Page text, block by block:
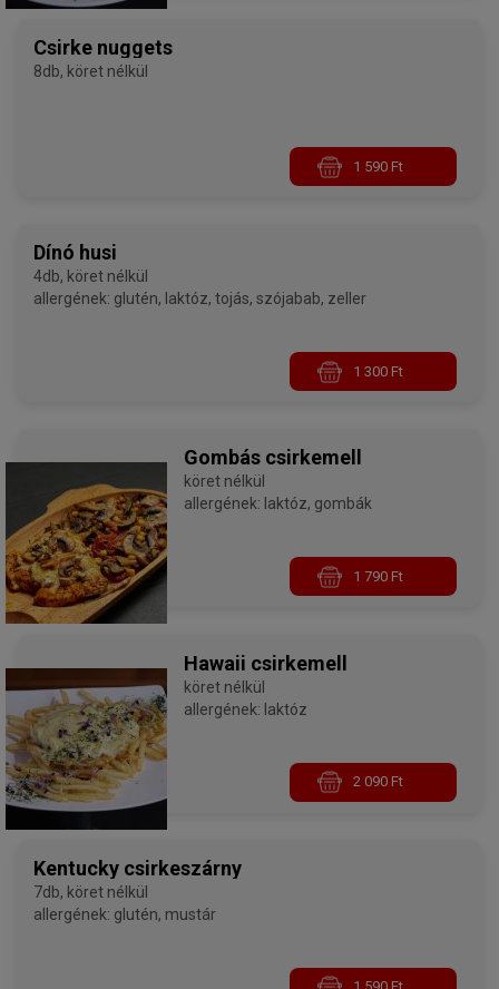
Csirke nuggets
8db, köret nélkül
1 590 Ft
Dínó husi
4db, köret nélkül
allergének: glutén, laktóz, tojás, szójabab, zeller
1 300 Ft
Gombás csirkemell
köret nélkül
allergének: laktóz, gombák
1 790 Ft
Hawaii csirkemell
köret nélkül
allergének: laktóz
2 090 Ft
Kentucky csirkeszárny
7db, köret nélkül
allergének: glutén, mustár